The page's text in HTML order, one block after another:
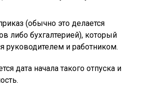
(обычно это делается
либо бухгалтерией), который
руководителем и работником.
дата начала такого отпуска и